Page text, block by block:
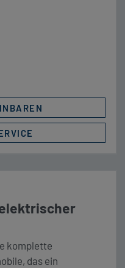
einfach vom
Mit
Linnepe
für die
komplette
das ein